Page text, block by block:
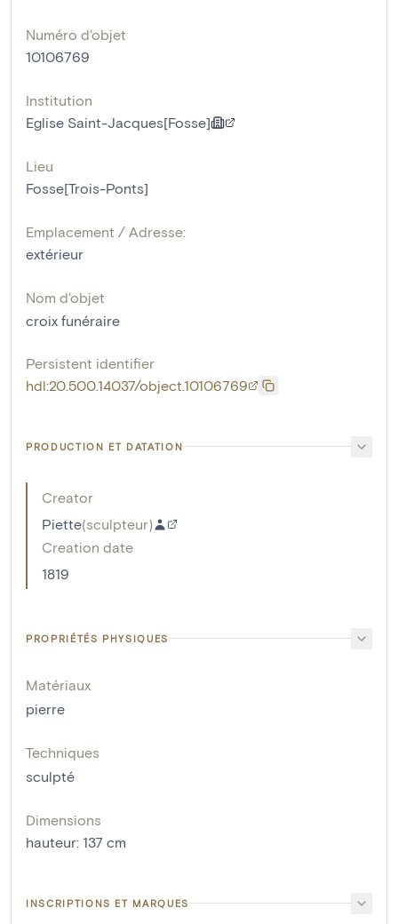
Numéro d'objet
10106769
Institution
Eglise Saint-Jacques[Fosse]
Lieu
Fosse[Trois-Ponts]
Emplacement / Adresse:
extérieur
Nom d'objet
croix funéraire
Persistent identifier
hdl:20.500.14037/object.10106769
PRODUCTION ET DATATION
Creator
Piette(sculpteur)
Creation date
1819
PROPRIÉTÉS PHYSIQUES
Matériaux
pierre
Techniques
sculpté
Dimensions
hauteur: 137 cm
INSCRIPTIONS ET MARQUES